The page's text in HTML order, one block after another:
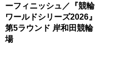
ーフィニッシュ／『競輪
ワールドシリーズ2026』
第5ラウンド 岸和田競輪
場